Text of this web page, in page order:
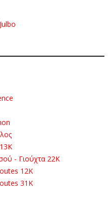
- Γιούχτα 22Κ
12K
31K